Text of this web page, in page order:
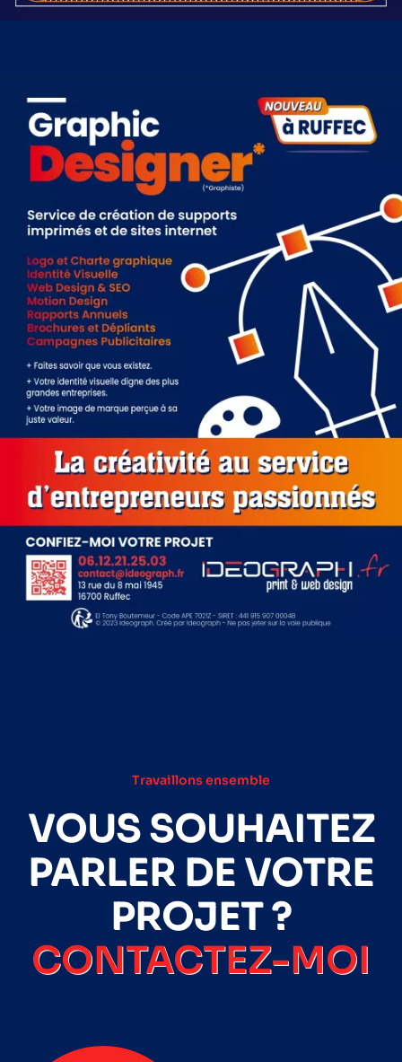
Travaillons ensemble
VOUS SOUHAITEZ
PARLER DE VOTRE
PROJET ?
CONTACTEZ-MOI